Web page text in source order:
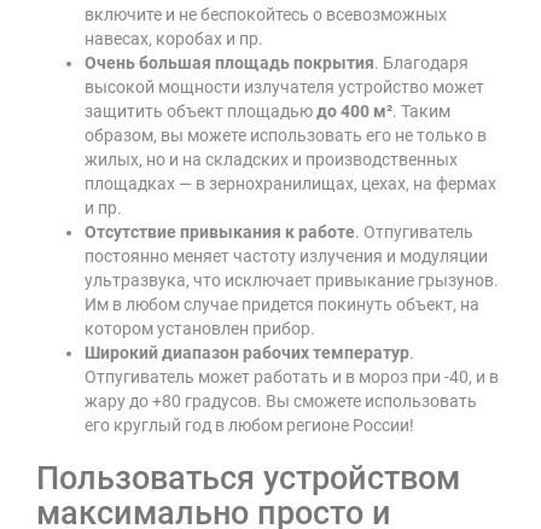
включите и не беспокойтесь о всевозможных
навесах, коробах и пр.
Очень большая площадь покрытия. Благодаря
высокой мощности излучателя устройство может
защитить объект площадьюдо 400 м². Таким
образом, вы можете использовать его не только в
жилых, но и на складских и производственных
площадках — в зернохранилищах, цехах, на фермах
и пр.
Отсутствие привыкания к работе. Отпугиватель
постоянно меняет частоту излучения и модуляции
ультразвука, что исключает привыкание грызунов.
Им в любом случае придется покинуть объект, на
котором установлен прибор.
Широкий диапазон рабочих температур.
Отпугиватель может работать и в мороз при -40, и в
жару до +80 градусов. Вы сможете использовать
его круглый год в любом регионе России!
Пользоваться устройством
максимально просто и